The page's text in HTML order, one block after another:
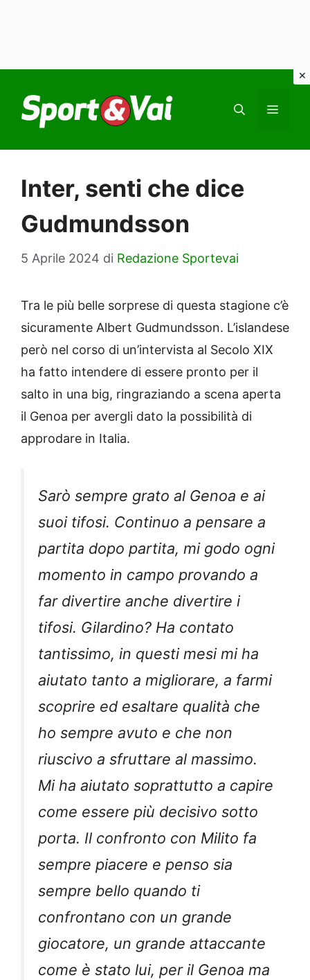
contenuto
Inter, senti che dice
Gudmundsson
5 Aprile 2024 di Redazione Sportevai
Tra le più belle sorprese di questa stagione c’è
sicuramente Albert Gudmundsson. L’islandese
però nel corso di un’intervista al Secolo XIX
ha fatto intendere di essere pronto per il
salto in una big, ringraziando a scena aperta
il Genoa per avergli dato la possibilità di
approdare in Italia.
Sarò sempre grato al Genoa e ai
suoi tifosi. Continuo a pensare a
partita dopo partita, mi godo ogni
momento in campo provando a
far divertire anche divertire i
tifosi. Gilardino? Ha contato
tantissimo, in questi mesi mi ha
aiutato tanto a migliorare, a farmi
scoprire ed esaltare qualità che
ho sempre avuto e che non
riuscivo a sfruttare al massimo.
Mi ha aiutato soprattutto a capire
come essere più decisivo sotto
porta. Il confronto con Milito fa
sempre piacere e penso sia
sempre bello quando ti
confrontano con un grande
giocatore, un grande attaccante
come è stato lui, per il Genoa ma